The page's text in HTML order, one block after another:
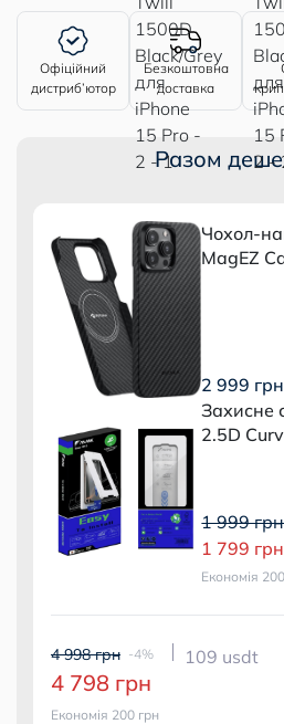
Офіційний
дистриб’ютор
Безкоштовна
доставка
Разом
Чохол-
MagEZ
2 999 грн
Захисне
2.5D
1 999 грн
1 799 грн
Економія
4 998 грн -4%
4 798 грн
Економія 200 грн
109 usdt